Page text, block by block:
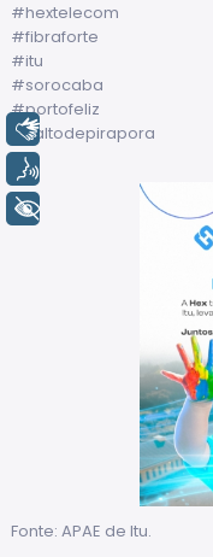
#hextelecom
#fibraforte
#itu
#sorocaba
#portofeliz
#saltodepirapora
Fonte: APAE de Itu.
Libras
+